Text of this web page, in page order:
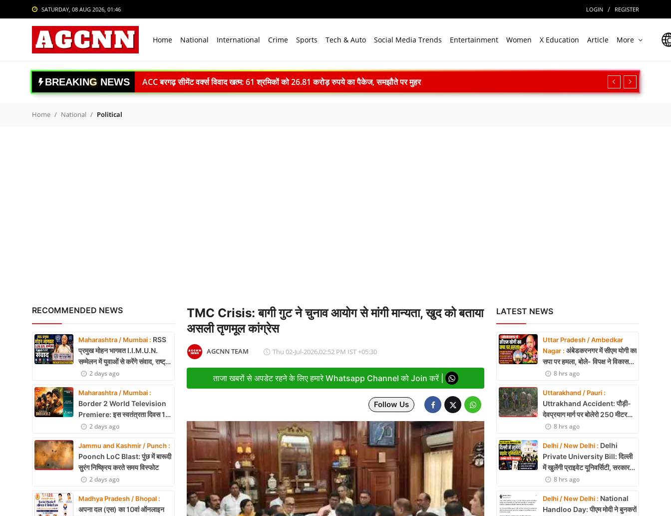
SATURDAY, 08 AUG 2026, 01:46 LOGIN / REGISTER
Home National International Crime Sports Tech & Auto Social Media Trends Entertainment Women X Education Article More
Login Register
National
International
Business
Relationship
Education
Defence & Security
Environment
BREAKING NEWS
ACC बरगढ़ सीमेंट वर्क्स विवाद खत्म: 61 श्रमिकों को 26.81 करोड़ रुपये का पैकेज, समझौते पर मुहर
ऊर्जा सुरक्षा पर कुमारस्वामी: भारत बनेगा स्वच्छ ऊर्जा तकनीकों का वैश्विक विनिर्माण केंद्र
Home National Political
RECOMMENDED NEWS
Maharashtra / Mumbai : RSS
प्रमुख मोहन भागवत I.I.M.U.N.
सम्मेलन में युवाओं से करेंगे संवाद, राष्ट्र
निर्माण और नेतृत्व पर रखेंगे विचार
2 days ago
Maharashtra / Mumbai :
Border 2 World Television
Premiere: इस स्वतंत्रता दिवस 15
अगस्त को शाम 7:30 बजे सिर्फ Zee
2 days ago
Jammu and Kashmir / Punch :
Poonch LoC Blast: पुंछ में बारूदी
सुरंग निष्क्रिय करते समय विस्फोट
2 days ago
Madhya Pradesh / Bhopal :
अपना दल (एस) का 10वां ऑनलाइन
TMC Crisis: बागी गुट ने चुनाव आयोग से मांगी मान्यता, खुद को बताया
असली तृणमूल कांग्रेस
AGCNN TEAM Thu 02-Jul-2026,02:52 PM IST +05:30
ताजा खबरों से अपडेट रहने के लिए हमारे Whatsapp Channel को Join करें |
Follow Us
LATEST NEWS
Uttar Pradesh / Ambedkar
Nagar : अंबेडकरनगर में सीएम योगी का
सपा पर हमला, बोले- विपक्ष ने विकास
और अनुपूरक बजट पर रोकी चर्चा
8 hrs ago
Uttarakhand / Pauri :
Uttrakhand Accident: पौड़ी-
देवप्रयाग मार्ग पर बोलेरो 250 मीटर
खाई में गिरी, 5 लोगों की मौत
8 hrs ago
Delhi / New Delhi : Delhi
Private University Bill: दिल्ली
में खुलेंगी प्राइवेट यूनिवर्सिटी, सरकार
लाएगी नया कानून
8 hrs ago
Delhi / New Delhi : National
Handloo Day: पीएम मोदी ने बुनकरों